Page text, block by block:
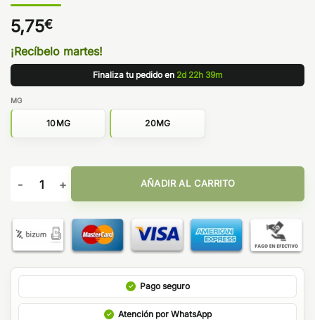
5,75€
¡Recíbelo martes!
Finaliza tu pedido en 2d 22h 39m
MG
10MG 20MG
Sales Cran-Apple Loaded Salts 10ml cantidad
AÑADIR AL CARRITO
Pago seguro
Atención por WhatsApp